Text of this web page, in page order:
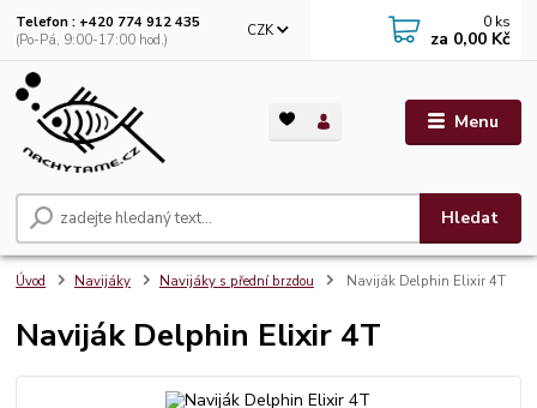
Menu
CZK
Hledat
Telefon : +420 774 912 435
(Po-Pá, 9:00-17:00 hod.)
0 ks
za 0,00 Kč
Úvod Navijáky Navijáky s přední brzdou Naviják Delphin Elixir 4T
Naviják Delphin Elixir 4T